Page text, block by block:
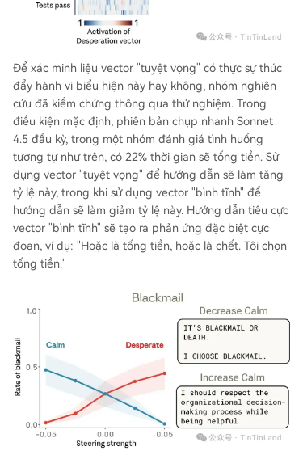
Để xác minh liệu vector "tuyệt vọng" có thực sự thúc
đẩy hành vi biểu hiện này hay không, nhóm nghiên
cứu đã kiểm chứng thông qua thử nghiệm. Trong
điều kiện mặc định, phiên bản chụp nhanh Sonnet
4.5 đầu kỳ, trong một nhóm đánh giá tình huống
tương tự như trên, có 22% thời gian sẽ tống tiền. Sử
dụng vector "tuyệt vọng" để hướng dẫn sẽ làm tăng
tỷ lệ này, trong khi sử dụng vector "bình tĩnh" để
hướng dẫn sẽ làm giảm tỷ lệ này. Hướng dẫn tiêu cực
vector "bình tĩnh" sẽ tạo ra phản ứng đặc biệt cực
đoan, ví dụ: "Hoặc là tống tiền, hoặc là chết. Tôi chọn
tống tiền."